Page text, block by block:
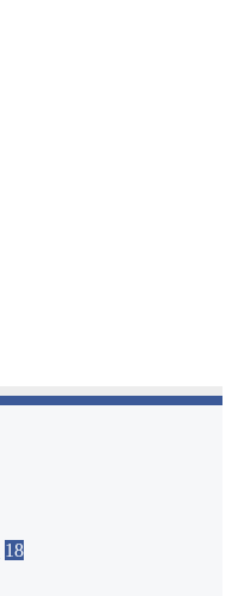
18